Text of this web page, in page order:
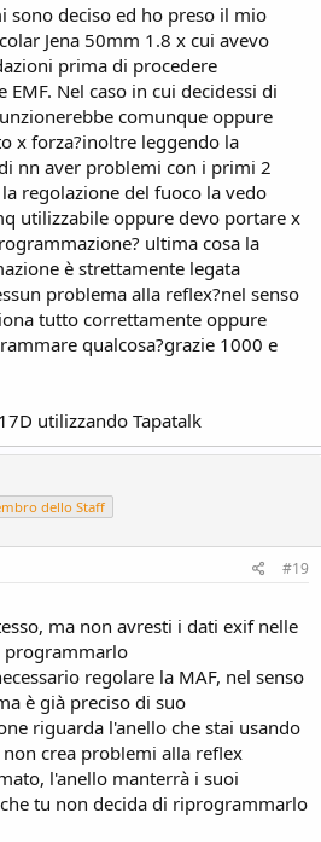
sono deciso ed ho preso il mio
Jena 50mm 1.8 x cui avevo
prima di procedere
Nel caso in cui decidessi di
comunque oppure
x forza?inoltre leggendo la
nn aver problemi con i primi 2
regolazione del fuoco la vedo
utilizzabile oppure devo portare x
ultima cosa la
è strettamente legata
problema alla reflex?nel senso
tutto correttamente oppure
qualcosa?grazie 1000 e
utilizzando Tapatalk
dello Staff
#19
ma non avresti i dati exif nelle
programmarlo
regolare la MAF, nel senso
è già preciso di suo
riguarda l'anello che stai usando
crea problemi alla reflex
l'anello manterrà i suoi
tu non decida di riprogrammarlo